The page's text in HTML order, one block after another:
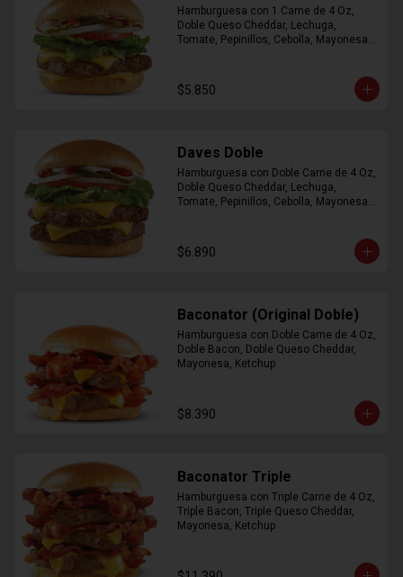
Hamburguesa con 1 Carne de 4 Oz,
Doble Queso Cheddar, Lechuga,
Tomate, Pepinillos, Cebolla, Mayonesa,
$5.850
Daves Doble
Hamburguesa con Doble Carne de 4 Oz,
Doble Queso Cheddar, Lechuga,
Tomate, Pepinillos, Cebolla, Mayonesa,
$6.890
Baconator (Original Doble)
Hamburguesa con Doble Carne de 4 Oz,
Doble Bacon, Doble Queso Cheddar,
Mayonesa, Ketchup
$8.390
Baconator Triple
Hamburguesa con Triple Carne de 4 Oz,
Triple Bacon, Triple Queso Cheddar,
Mayonesa, Ketchup